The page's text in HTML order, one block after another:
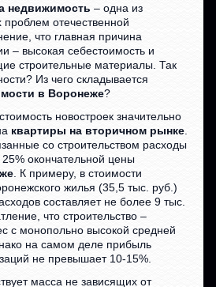
недвижимость – одна из
отечественной
что главная причина
– высокая себестоимость и
строительные материалы. Так
Из чего складывается
в Воронеже?
новостроек значительно
квартиры на вторичном рынке
со строительством расходы
окончательной цены
. К примеру, в стоимости
жилья (35,5 тыс. руб.)
составляет не более 9 тыс.
что строительство –
с монопольно высокой средней
на самом деле прибыль
не превышает 10-15%.
масса не зависящих от